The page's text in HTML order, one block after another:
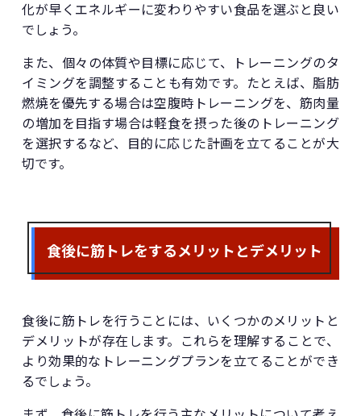
化が早くエネルギーに変わりやすい食品を選ぶと良い
でしょう。
また、個々の体質や目標に応じて、トレーニングのタ
イミングを調整することも有効です。たとえば、脂肪
燃焼を優先する場合は空腹時トレーニングを、筋肉量
の増加を目指す場合は軽食を摂った後のトレーニング
を選択するなど、目的に応じた計画を立てることが大
切です。
食後に筋トレをするメリットとデメリット
食後に筋トレを行うことには、いくつかのメリットと
デメリットが存在します。これらを理解することで、
より効果的なトレーニングプランを立てることができ
るでしょう。